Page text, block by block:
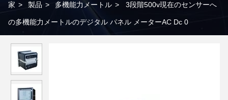
家 > 製品 > 多機能力メートル > 3段階500v現在のセンサーへ
の多機能力メートルのデジタル パネル メーターAC Dc 0